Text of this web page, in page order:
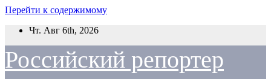
Перейти к содержимому
Чт. Авг 6th, 2026
Российский репортер